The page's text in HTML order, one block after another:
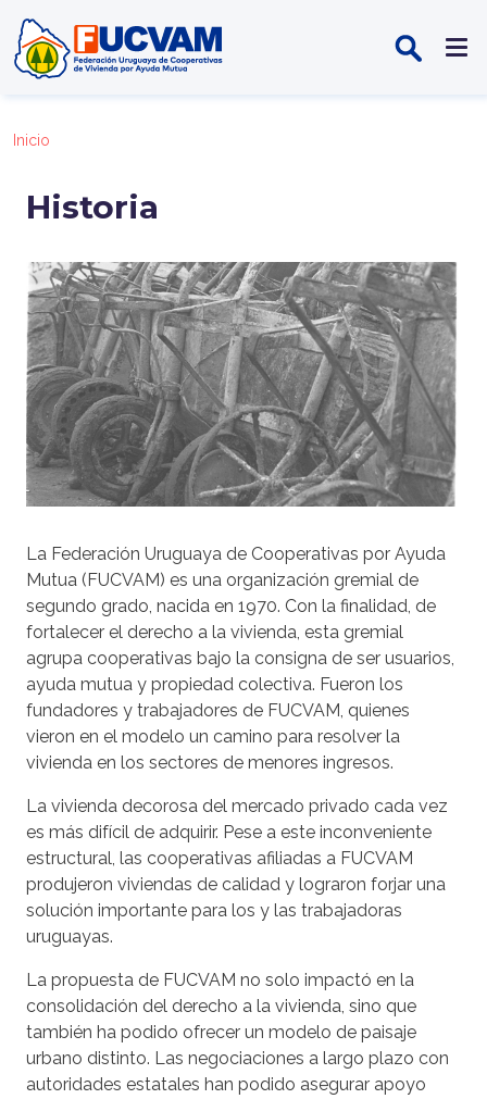
Inicio
Historia
La Federación Uruguaya de Cooperativas por Ayuda
Mutua (FUCVAM) es una organización gremial de
segundo grado, nacida en 1970. Con la finalidad, de
fortalecer el derecho a la vivienda, esta gremial
agrupa cooperativas bajo la consigna de ser usuarios,
ayuda mutua y propiedad colectiva. Fueron los
fundadores y trabajadores de FUCVAM, quienes
vieron en el modelo un camino para resolver la
vivienda en los sectores de menores ingresos.
La vivienda decorosa del mercado privado cada vez
es más difícil de adquirir. Pese a este inconveniente
estructural, las cooperativas afiliadas a FUCVAM
produjeron viviendas de calidad y lograron forjar una
solución importante para los y las trabajadoras
uruguayas.
La propuesta de FUCVAM no solo impactó en la
consolidación del derecho a la vivienda, sino que
también ha podido ofrecer un modelo de paisaje
urbano distinto. Las negociaciones a largo plazo con
autoridades estatales han podido asegurar apoyo